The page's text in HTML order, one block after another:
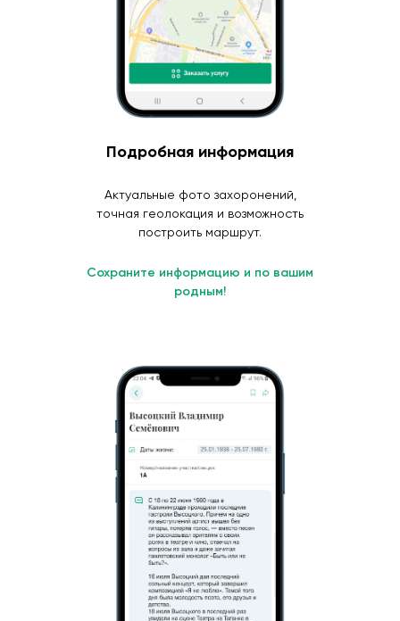
Подробная информация
Актуальные фото захоронений,
точная геолокация и возможность
построить маршрут.
Сохраните информацию и по вашим
родным!